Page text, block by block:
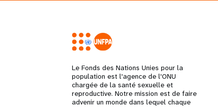
Le Fonds des Nations Unies pour la
population est l'agence de l'ONU
chargée de la santé sexuelle et
reproductive. Notre mission est de faire
advenir un monde dans lequel chaque